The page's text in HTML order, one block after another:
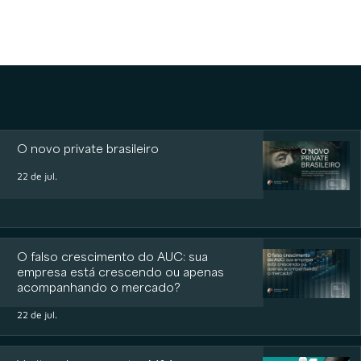
O novo private brasileiro
22 de jul.
O falso crescimento do AUC: sua
empresa está crescendo ou apenas
acompanhando o mercado?
22 de jul.